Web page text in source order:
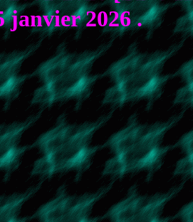
janvier 2026.